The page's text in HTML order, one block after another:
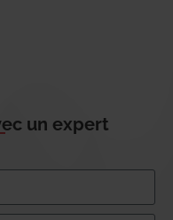
un expert